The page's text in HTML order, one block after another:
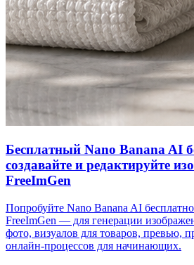
Бесплатный Nano Banana AI
создавайте и редактируйте
FreeImGen
Попробуйте Nano Banana AI
FreeImGen — для генерации
фото, визуалов для товаров, превью,
онлайн-процессов для начинающих.